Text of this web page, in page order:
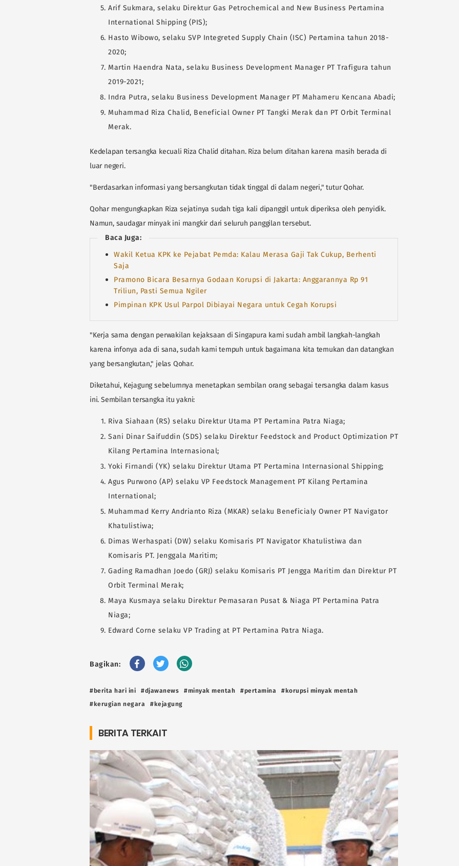
Arif Sukmara, selaku Direktur Gas Petrochemical and New Business Pertamina
International Shipping (PIS);
Hasto Wibowo, selaku SVP Integreted Supply Chain (ISC) Pertamina tahun 2018-
2020;
Martin Haendra Nata, selaku Business Development Manager PT Trafigura tahun
2019-2021;
Indra Putra, selaku Business Development Manager PT Mahameru Kencana Abadi;
Muhammad Riza Chalid, Beneficial Owner PT Tangki Merak dan PT Orbit Terminal
Merak.
Kedelapan tersangka kecuali Riza Chalid ditahan. Riza belum ditahan karena masih berada di
luar negeri.
"Berdasarkan informasi yang bersangkutan tidak tinggal di dalam negeri," tutur Qohar.
Qohar mengungkapkan Riza sejatinya sudah tiga kali dipanggil untuk diperiksa oleh penyidik.
Namun, saudagar minyak ini mangkir dari seluruh panggilan tersebut.
Baca Juga:
Wakil Ketua KPK ke Pejabat Pemda: Kalau Merasa Gaji Tak Cukup, Berhenti
Saja
Pramono Bicara Besarnya Godaan Korupsi di Jakarta: Anggarannya Rp 91
Triliun, Pasti Semua Ngiler
Pimpinan KPK Usul Parpol Dibiayai Negara untuk Cegah Korupsi
"Kerja sama dengan perwakilan kejaksaan di Singapura kami sudah ambil langkah-langkah
karena infonya ada di sana, sudah kami tempuh untuk bagaimana kita temukan dan datangkan
yang bersangkutan," jelas Qohar.
Diketahui, Kejagung sebelumnya menetapkan sembilan orang sebagai tersangka dalam kasus
ini. Sembilan tersangka itu yakni:
Riva Siahaan (RS) selaku Direktur Utama PT Pertamina Patra Niaga;
Sani Dinar Saifuddin (SDS) selaku Direktur Feedstock and Product Optimization PT
Kilang Pertamina Internasional;
Yoki Firnandi (YK) selaku Direktur Utama PT Pertamina Internasional Shipping;
Agus Purwono (AP) selaku VP Feedstock Management PT Kilang Pertamina
International;
Muhammad Kerry Andrianto Riza (MKAR) selaku Beneficialy Owner PT Navigator
Khatulistiwa;
Dimas Werhaspati (DW) selaku Komisaris PT Navigator Khatulistiwa dan
Komisaris PT. Jenggala Maritim;
Gading Ramadhan Joedo (GRJ) selaku Komisaris PT Jengga Maritim dan Direktur PT
Orbit Terminal Merak;
Maya Kusmaya selaku Direktur Pemasaran Pusat & Niaga PT Pertamina Patra
Niaga;
Edward Corne selaku VP Trading at PT Pertamina Patra Niaga.
Bagikan:
#berita hari ini #djawanews #minyak mentah #pertamina
#korupsi minyak mentah
#kerugian negara
#kejagung
BERITA TERKAIT